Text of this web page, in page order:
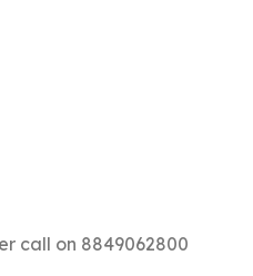
call on 8849062800